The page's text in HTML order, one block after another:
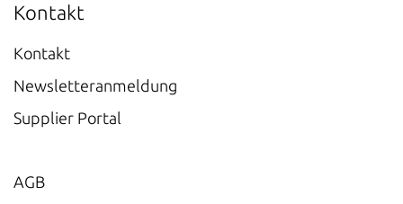
Kontakt
Kontakt
Newsletteranmeldung
Supplier Portal
AGB